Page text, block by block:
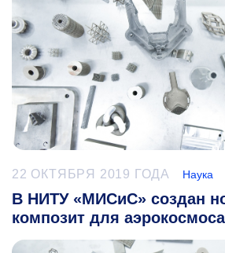
22 ОКТЯБРЯ 2019 ГОДА Наука
В НИТУ «МИСиС» создан
композит для аэрокосмоса